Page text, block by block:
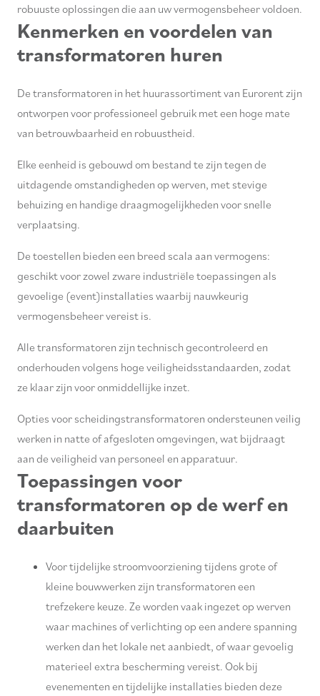
robuuste oplossingen die aan uw vermogensbeheer voldoen.
Kenmerken en voordelen van
transformatoren huren
De transformatoren in het huurassortiment van Eurorent zijn
ontworpen voor professioneel gebruik met een hoge mate
van betrouwbaarheid en robuustheid.
Elke eenheid is gebouwd om bestand te zijn tegen de
uitdagende omstandigheden op werven, met stevige
behuizing en handige draagmogelijkheden voor snelle
verplaatsing.
De toestellen bieden een breed scala aan vermogens:
geschikt voor zowel zware industriële toepassingen als
gevoelige (event)installaties waarbij nauwkeurig
vermogensbeheer vereist is.
Alle transformatoren zijn technisch gecontroleerd en
onderhouden volgens hoge veiligheidsstandaarden, zodat
ze klaar zijn voor onmiddellijke inzet.
Opties voor scheidingstransformatoren ondersteunen veilig
werken in natte of afgesloten omgevingen, wat bijdraagt
aan de veiligheid van personeel en apparatuur.
Toepassingen voor
transformatoren op de werf en
daarbuiten
Voor tijdelijke stroomvoorziening tijdens grote of
kleine bouwwerken zijn transformatoren een
trefzekere keuze. Ze worden vaak ingezet op werven
waar machines of verlichting op een andere spanning
werken dan het lokale net aanbiedt, of waar gevoelig
materieel extra bescherming vereist. Ook bij
evenementen en tijdelijke installaties bieden deze